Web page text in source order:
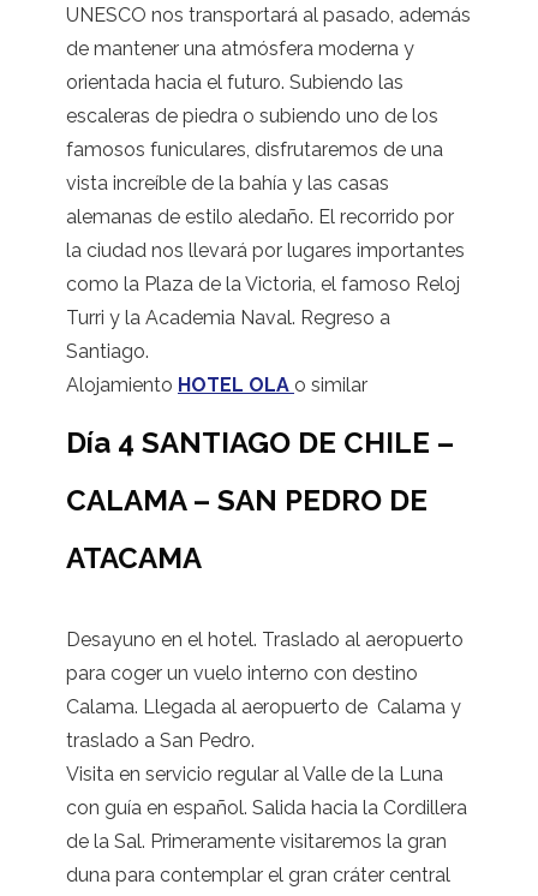
UNESCO nos transportará al pasado, además
de mantener una atmósfera moderna y
orientada hacia el futuro. Subiendo las
escaleras de piedra o subiendo uno de los
famosos funiculares, disfrutaremos de una
vista increíble de la bahía y las casas
alemanas de estilo aledaño. El recorrido por
la ciudad nos llevará por lugares importantes
como la Plaza de la Victoria, el famoso Reloj
Turri y la Academia Naval. Regreso a
Santiago.
Alojamiento HOTEL OLA o similar
Día 4 SANTIAGO DE CHILE –
CALAMA – SAN PEDRO DE
ATACAMA
Desayuno en el hotel. Traslado al aeropuerto
para coger un vuelo interno con destino
Calama. Llegada al aeropuerto de Calama y
traslado a San Pedro.
Visita en servicio regular al Valle de la Luna
con guía en español. Salida hacia la Cordillera
de la Sal. Primeramente visitaremos la gran
duna para contemplar el gran cráter central